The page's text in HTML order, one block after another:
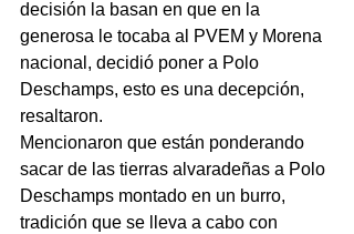
decisión la basan en que en la
generosa le tocaba al PVEM y Morena
nacional, decidió poner a Polo
Deschamps, esto es una decepción,
resaltaron.
Mencionaron que están ponderando
sacar de las tierras alvaradeñas a Polo
Deschamps montado en un burro,
tradición que se lleva a cabo con